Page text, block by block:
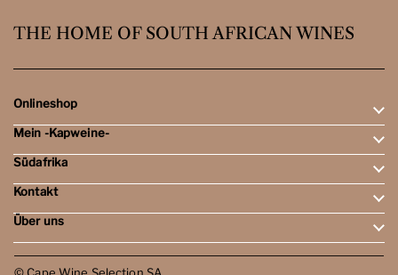
THE HOME OF SOUTH AFRICAN WINES
Onlineshop
Rotweine
Weissweine
Schaumweine
Tasting-Sets
Dessert- & Port-Weine
Mein -Kapweine-
Mein Konto
Meine Bestellungen
Wunschliste
Südafrika
Weingebiete
Weingüter
Weinbewertungen
Reisen
Kontakt
Öffnungszeiten
Kontakt
Über uns
Kapweine
Team